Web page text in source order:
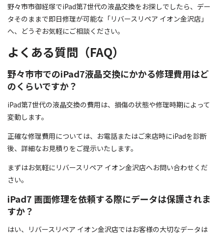
野々市市御経塚でiPad第7世代の液晶交換をお探しでしたら、デー
タそのままで即日修理が可能な「リバースリペア イオン金沢店」
へ、どうぞお気軽にご相談ください。
よくある質問（FAQ）
野々市市でのiPad7液晶交換にかかる修理費用はど
のくらいですか？
iPad第7世代の液晶交換の費用は、損傷の状態や修理時期によって
変動します。
正確な修理費用については、お電話またはご来店時にiPadを診断
後、詳細なお見積りをご提示いたします。
まずはお気軽にリバースリペア イオン金沢店へお問い合わせくだ
さい。
iPad7 画面修理を依頼する際にデータは保護されま
すか？
はい、リバースリペア イオン金沢店ではお客様の大切なデータは